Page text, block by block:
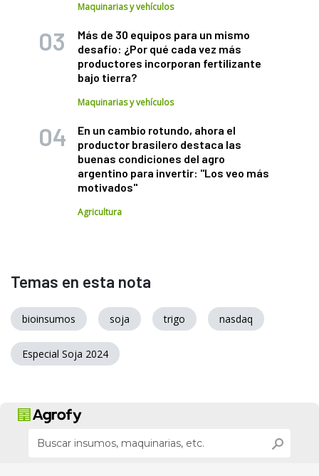
Maquinarias y vehículos
Más de 30 equipos para un mismo
desafío: ¿Por qué cada vez más
productores incorporan fertilizante
bajo tierra?
Maquinarias y vehículos
En un cambio rotundo, ahora el
productor brasilero destaca las
buenas condiciones del agro
argentino para invertir: "Los veo más
motivados"
Agricultura
Temas en esta nota
bioinsumos soja trigo nasdaq
Especial Soja 2024